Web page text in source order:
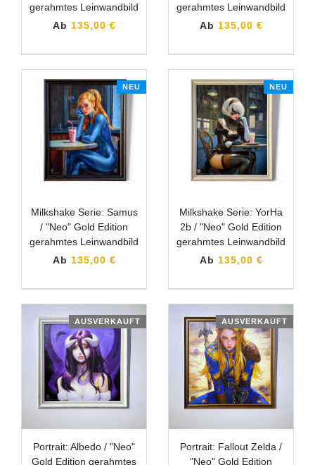
gerahmtes Leinwandbild
Ab 135,00 €
gerahmtes Leinwandbild
Ab 135,00 €
NEU
Milkshake Serie: Samus
/ "Neo" Gold Edition
gerahmtes Leinwandbild
Ab 135,00 €
NEU
Milkshake Serie: YorHa
2b / "Neo" Gold Edition
gerahmtes Leinwandbild
Ab 135,00 €
AUSVERKAUFT
Portrait: Albedo / "Neo"
Gold Edition gerahmtes
AUSVERKAUFT
Portrait: Fallout Zelda /
"Neo" Gold Edition